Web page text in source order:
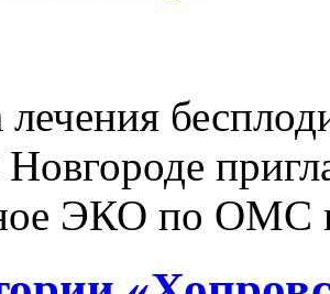
лечения
ЭКО по ОМС